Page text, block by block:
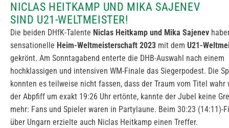
NICLAS HEITKAMP UND MIKA SAJENEV
SIND U21-WELTMEISTER!
Die beiden DHfK-Talente Niclas Heitkamp und Mika Sajenev
sensationelle Heim-Weltmeisterschaft 2023 mit dem U21-
gekrönt. Am Sonntagabend enterte die DHB-Auswahl nach einem
hochklassigen und intensiven WM-Finale das Siegerpodest. Die
konnten es teilweise nicht fassen, dass der Traum vom Titel wahr
der Abpfiff um exakt 19:26 Uhr ertönte, kannte der Jubel keine
mehr: Fans und Spieler waren in Partylaune. Beim 30:23 (14:11)-
über Ungarn erzielte auch Niclas Heitkamp einen Treffer.